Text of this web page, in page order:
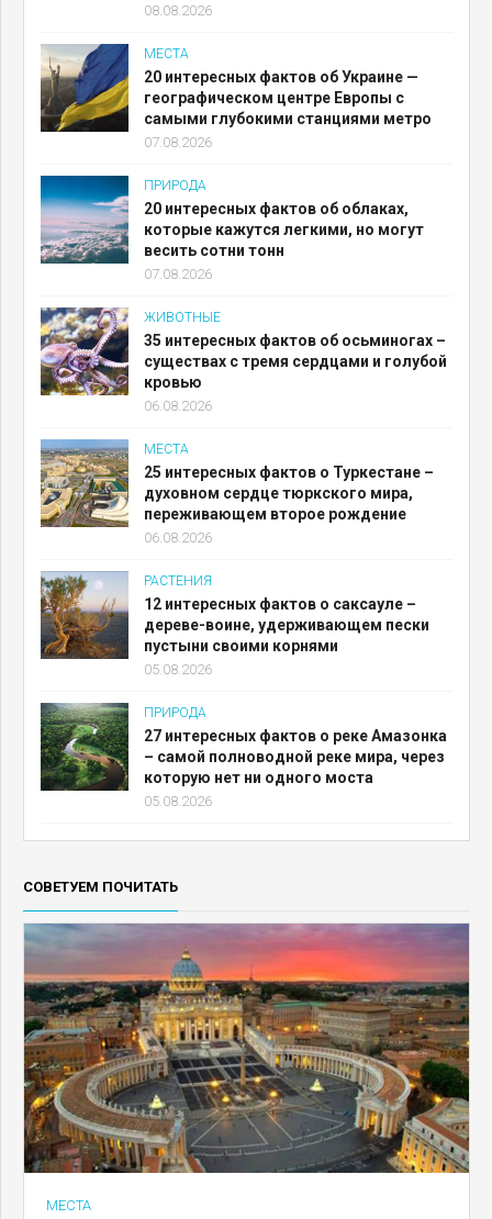
08.08.2026
МЕСТА
20 интересных фактов об Украине —
географическом центре Европы с
самыми глубокими станциями метро
07.08.2026
ПРИРОДА
20 интересных фактов об облаках,
которые кажутся легкими, но могут
весить сотни тонн
07.08.2026
ЖИВОТНЫЕ
35 интересных фактов об осьминогах –
существах с тремя сердцами и голубой
кровью
06.08.2026
МЕСТА
25 интересных фактов о Туркестане –
духовном сердце тюркского мира,
переживающем второе рождение
06.08.2026
РАСТЕНИЯ
12 интересных фактов о саксауле –
дереве-воине, удерживающем пески
пустыни своими корнями
05.08.2026
ПРИРОДА
27 интересных фактов о реке Амазонка
– самой полноводной реке мира, через
которую нет ни одного моста
05.08.2026
СОВЕТУЕМ ПОЧИТАТЬ
МЕСТА